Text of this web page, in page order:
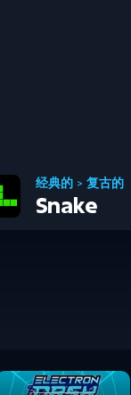
经典的 > 复古的
Snake